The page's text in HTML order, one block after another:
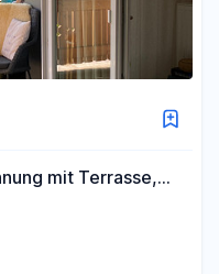
mit Terrasse,